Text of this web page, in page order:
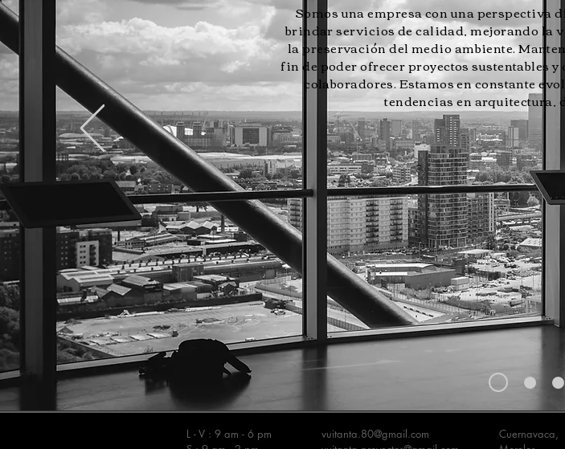
Somos una empresa con una perspectiva
brindar servicios de calidad, mejorando la
la preservación del medio ambiente.
fin de poder ofrecer proyectos sustentables
colaboradores. Estamos en constante
tendencias en arquitectura,
L - V : 9 am - 6 pm
vuitanta.80@gmail.com
Cuernavaca,